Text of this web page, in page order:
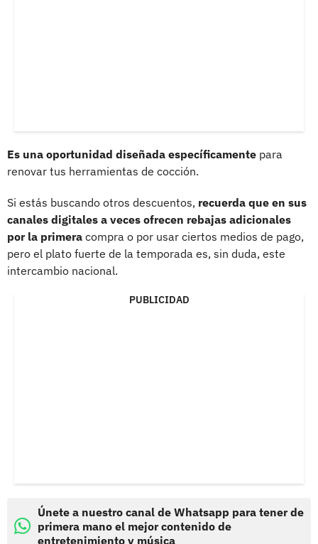
Es una oportunidad diseñada específicamente para
renovar tus herramientas de cocción.
Si estás buscando otros descuentos, recuerda que en sus
canales digitales a veces ofrecen rebajas adicionales
por la primera compra o por usar ciertos medios de pago,
pero el plato fuerte de la temporada es, sin duda, este
intercambio nacional.
PUBLICIDAD
Únete a nuestro canal de Whatsapp para tener de
primera mano el mejor contenido de
entretenimiento y música